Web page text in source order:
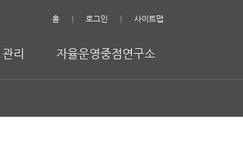
홈 로그인 사이트맵
리 자율운영중점연구소